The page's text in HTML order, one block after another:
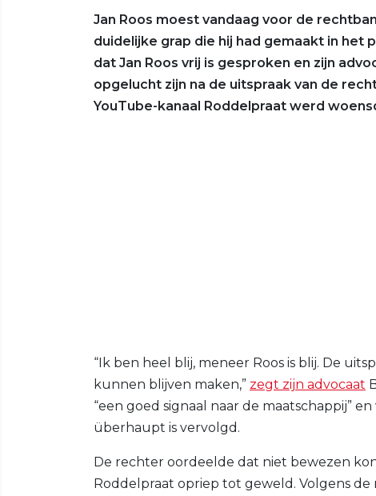
Jan Roos moest vandaag voor de
duidelijke grap die hij had gemaakt in het
dat Jan Roos vrij is gesproken en zijn
opgelucht zijn na de uitspraak van de
YouTube-kanaal Roddelpraat werd
“Ik ben heel blij, meneer Roos is blij. De
kunnen blijven maken,” zegt zijn advocaat
“een goed signaal naar de maatschappij”
überhaupt is vervolgd.
De rechter oordeelde dat niet bewezen
Roddelpraat opriep tot geweld. Volgens